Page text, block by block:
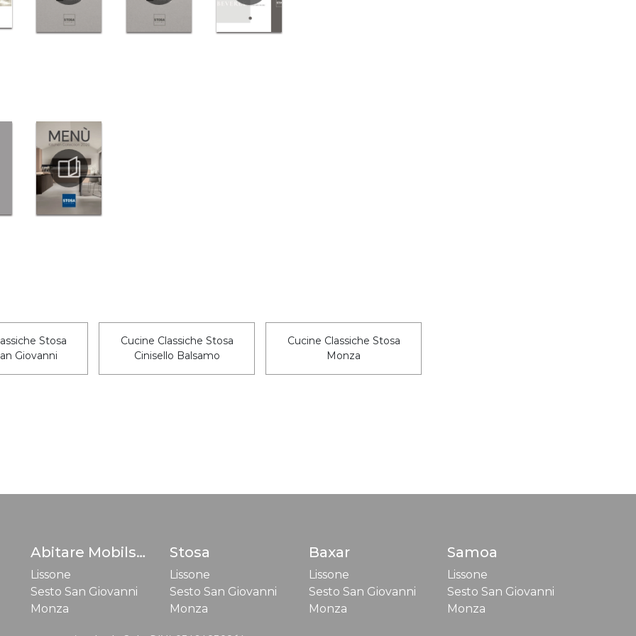
Stosa
Giovanni
Cucine Classiche Stosa
Cinisello Balsamo
Cucine Classiche Stosa
Monza
Abitare Mobilstella
Lissone
Sesto San Giovanni
Monza
Stosa
Lissone
Sesto San Giovanni
Monza
Baxar
Lissone
Sesto San Giovanni
Monza
Samoa
Lissone
Sesto San Giovanni
Monza